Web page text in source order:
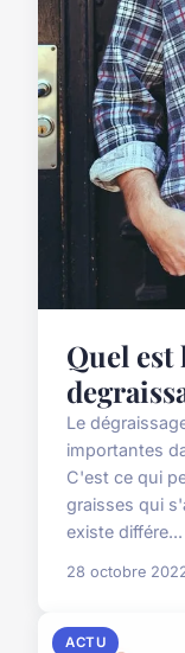
Quel
Le
importantes
C'est ce qui
graisses qui
existe différe...
28 octobre
ACTU